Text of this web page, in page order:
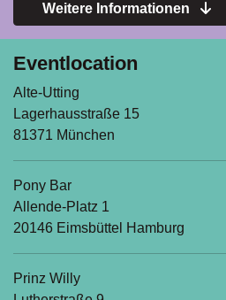
Weitere Informationen
Eventlocation
Alte-Utting
Lagerhausstraße 15
81371 München
Pony Bar
Allende-Platz 1
20146 Eimsbüttel Hamburg
Prinz Willy